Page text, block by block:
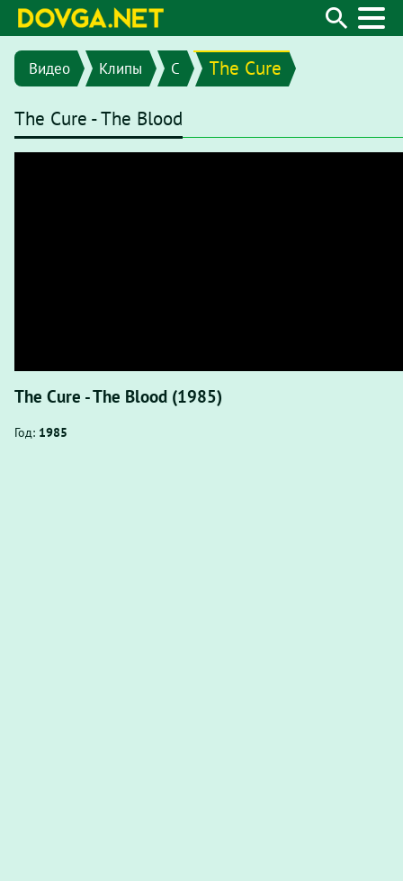
Видео Клипы C The Cure
The Cure - The Blood
The Cure - The Blood (1985)
Год: 1985